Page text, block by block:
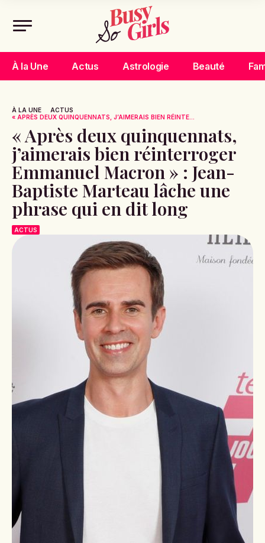
À la Une Actus Astrologie Beauté
À LA UNE
ACTUS
« APRÈS DEUX QUINQUENNATS, J’AIMERAIS BIEN RÉINTE...
« Après deux quinquennats,
j’aimerais bien réinterroger
Emmanuel Macron » : Jean-
Baptiste Marteau lâche une
phrase qui en dit long
ACTUS